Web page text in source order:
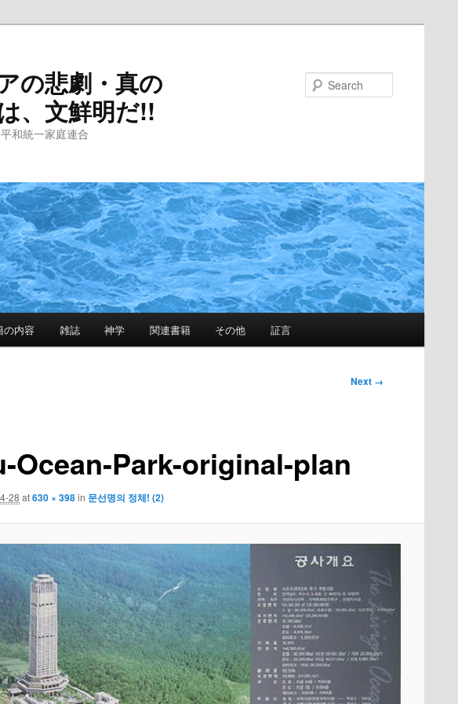
の悲劇・真の
、文鮮明だ!!
和統一家庭連合
の内容 雑誌 神学 関連書籍 その他 証言
Next →
Ocean-Park-original-plan
28 at630 × 398in문선명의 정체! (2)